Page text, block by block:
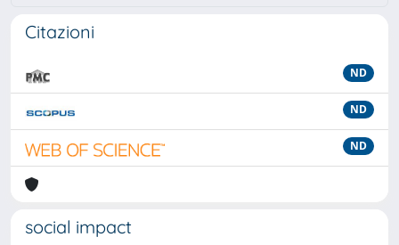
Citazioni
ND
ND
ND
social impact